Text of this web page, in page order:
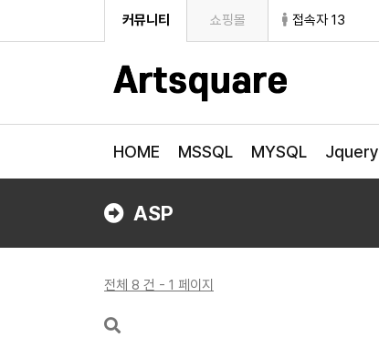
커뮤니티 쇼핑몰 접속자 13
HOME MSSQL MYSQL Jquery
ASP
전체 8 건 - 1 페이지